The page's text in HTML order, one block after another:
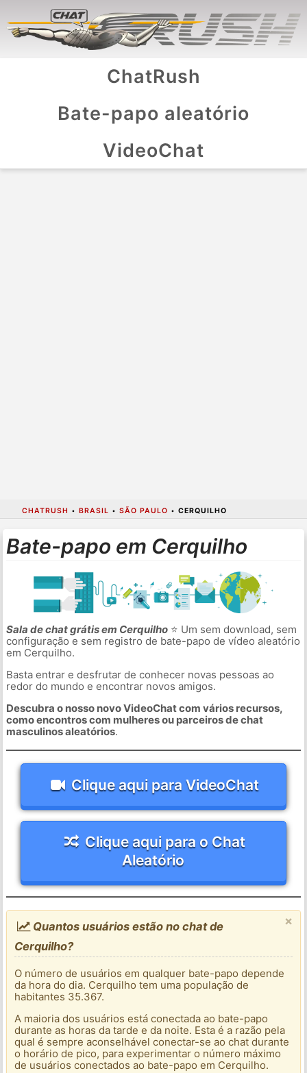
ChatRush
Bate-papo aleatório
VideoChat
CHATRUSH • BRASIL • SÃO PAULO • CERQUILHO
Bate-papo em Cerquilho
Sala de chat grátis em Cerquilho⭐ Um sem download, sem
configuração e sem registro de bate-papo de vídeo aleatório
em Cerquilho.
Basta entrar e desfrutar de conhecer novas pessoas ao
redor do mundo e encontrar novos amigos.
Descubra o nosso novo VideoChat com vários recursos,
como encontros com mulheres ou parceiros de chat
masculinos aleatórios.
Clique aqui para VideoChat
Clique aqui para o Chat
Aleatório
×
Quantos usuários estão no chat de
Cerquilho?
O número de usuários em qualquer bate-papo depende
da hora do dia. Cerquilho tem uma população de
habitantes 35.367.
A maioria dos usuários está conectada ao bate-papo
durante as horas da tarde e da noite. Esta é a razão pela
qual é sempre aconselhável conectar-se ao chat durante
o horário de pico, para experimentar o número máximo
de usuários conectados ao bate-papo em Cerquilho.